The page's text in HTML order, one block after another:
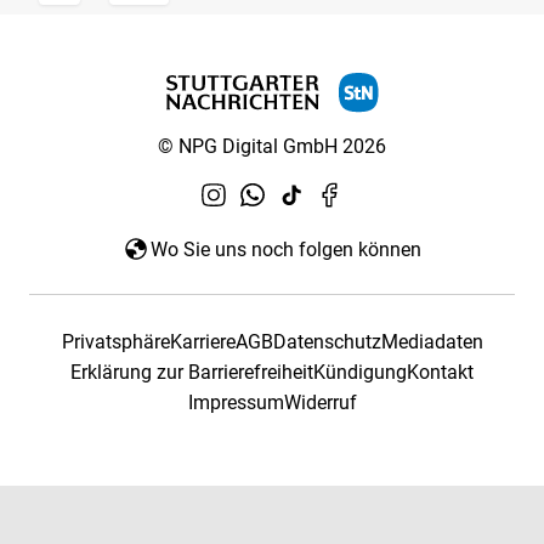
© NPG Digital GmbH 2026
Wo Sie uns noch folgen können
PrivatsphäreKarriereAGBDatenschutzMediadaten
Erklärung zur BarrierefreiheitKündigungKontakt
ImpressumWiderruf